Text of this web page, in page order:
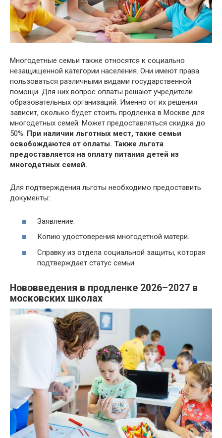
Многодетные семьи также относятся к социально
незащищенной категории населения. Они имеют права
пользоваться различными видами государственной
помощи. Для них вопрос оплаты решают учредители
образовательных организаций. Именно от их решения
зависит, сколько будет стоить продленка в Москве для
многодетных семей. Может предоставляться скидка до
50%. При наличии льготных мест, такие семьи
освобождаются от оплаты. Также льгота
предоставляется на оплату питания детей из
многодетных семей.
Для подтверждения льготы необходимо предоставить
документы:
Заявление.
Копию удостоверения многодетной матери.
Справку из отдела социальной защиты, которая
подтверждает статус семьи.
Нововведения в продленке 2026–2027 в
московских школах